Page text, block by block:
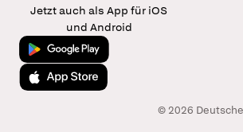
Jetzt auch als App für iOS
und Android
Jetzt bei Google Play
Laden im App Store
© 2026